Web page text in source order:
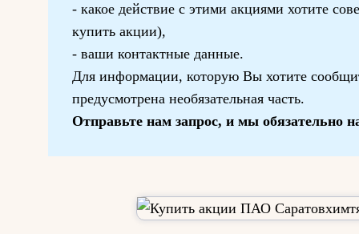
- какое действие с этими акциями хотите
купить акции),
- ваши контактные данные.
Для информации, которую Вы хотите
предусмотрена необязательная часть.
Отправьте нам запрос, и мы обязательно